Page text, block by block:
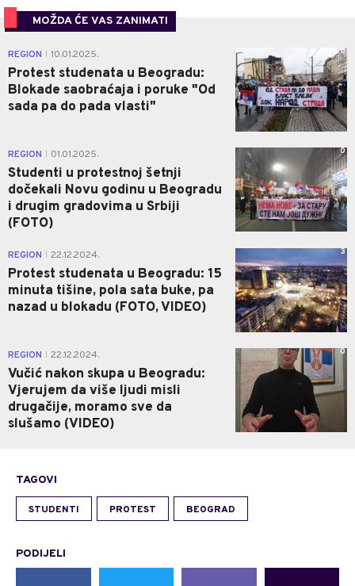
MOŽDA ĆE VAS ZANIMATI
REGION 10.01.2025.
Protest studenata u Beogradu:
Blokade saobraćaja i poruke "Od
sada pa do pada vlasti"
0
REGION 01.01.2025.
Studenti u protestnoj šetnji
dočekali Novu godinu u Beogradu
i drugim gradovima u Srbiji
(FOTO)
0
REGION 22.12.2024.
Protest studenata u Beogradu: 15
minuta tišine, pola sata buke, pa
nazad u blokadu (FOTO, VIDEO)
3
REGION 22.12.2024.
Vučić nakon skupa u Beogradu:
Vjerujem da više ljudi misli
drugačije, moramo sve da
slušamo (VIDEO)
0
TAGOVI
STUDENTI PROTEST BEOGRAD
PODIJELI